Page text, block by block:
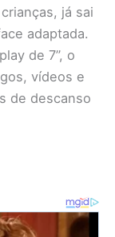
já sai
adaptada.
de 7”, o
vídeos e
de descanso